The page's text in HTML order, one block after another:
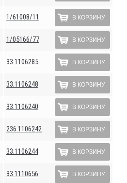
1/61008/11 В КОРЗИНУ
1/05166/77 В КОРЗИНУ
33.1106285 В КОРЗИНУ
33.1106248 В КОРЗИНУ
33.1106240 В КОРЗИНУ
236.1106242 В КОРЗИНУ
33.1106244 В КОРЗИНУ
33.1110656 В КОРЗИНУ